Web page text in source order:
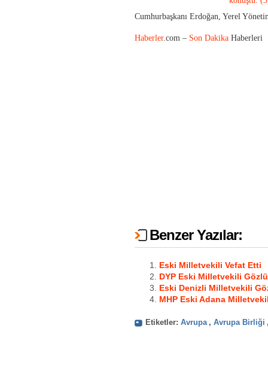
Cumhurbaşkanı Erdoğan, Yerel
Haberler.com – Son Dakika Haberleri
Benzer Yazılar:
Eski Milletvekili Vefat Etti
DYP Eski Milletvekili
Eski Denizli Milletvekili
MHP Eski Adana
Etiketler: Avrupa , Avrupa Birliği